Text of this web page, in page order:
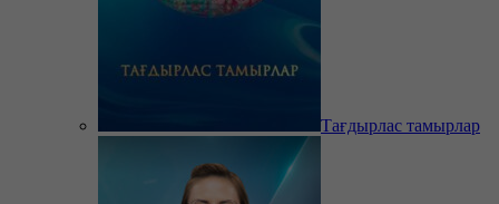
Тағдырлас тамырлар